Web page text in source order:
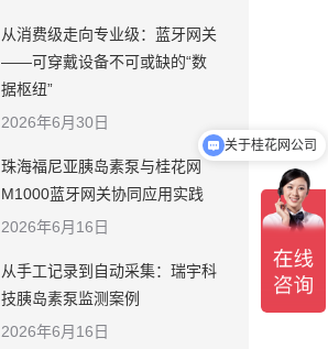
从消费级走向专业级：蓝牙网关
——可穿戴设备不可或缺的“数
据枢纽”
2026年6月30日
珠海福尼亚胰岛素泵与桂花网
M1000蓝牙网关协同应用实践
2026年6月16日
从手工记录到自动采集：瑞宇科
技胰岛素泵监测案例
2026年6月16日
厂家直销吗
关于桂花网公司